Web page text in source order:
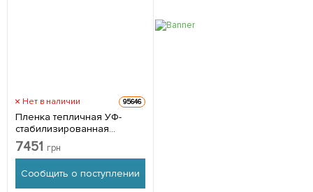
Нет в наличии 95646
Пленка тепличная УФ-
стабилизированная
(12мес), 100мкм, рукав
1500мм, 100м TM "Украина"
7451 грн
Сообщить о поступлении